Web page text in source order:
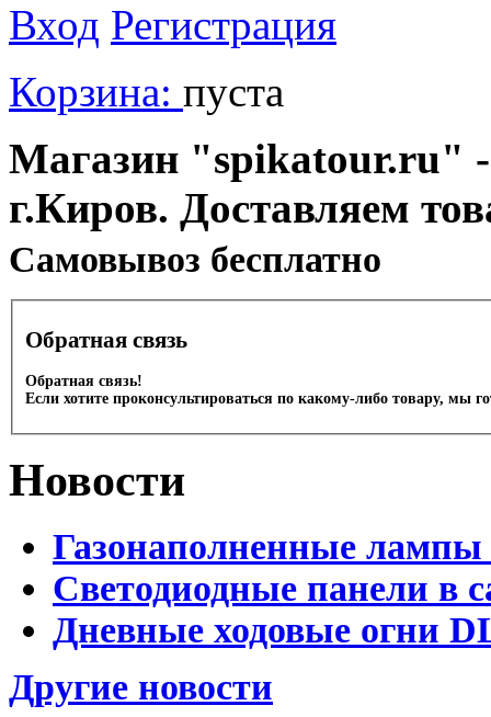
Вход Регистрация
Корзина: пуста
Магазин "spikatour.ru" -
г.Киров. Доставляем
Cамовывоз бесплатно
Обратная связь
Обратная связь!
Если хотите проконсультироваться по какому-либо товару, мы
Новости
Газонаполненные
Светодиодные панели в
Дневные ходовые огни
Другие новости